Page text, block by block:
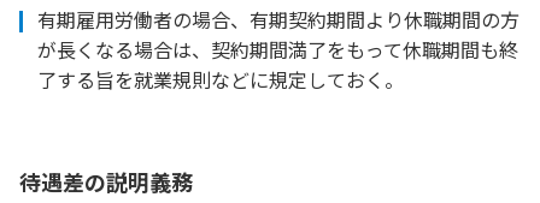
有期雇用労働者の場合、有期契約期間より休職期間の方
が長くなる場合は、契約期間満了をもって休職期間も終
了する旨を就業規則などに規定しておく。
待遇差の説明義務